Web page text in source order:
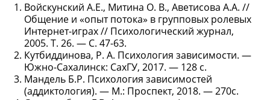
Войскунский А.Е., Митина О. В., Аветисова А.А. //
Общение и «опыт потока» в групповых ролевых
Интернет-играх // Психологический журнал,
2005. Т. 26. — С. 47-63.
Кутбиддинова, Р. А. Психология зависимости. —
Южно-Сахалинск: СахГУ, 2017. — 128 с.
Мандель Б.Р. Психология зависимостей
(аддиктология). — М.: Проспект, 2018. — 270с.